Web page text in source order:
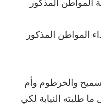
المواطن المذكور
المواطن المذكور
والخرطوم وأم
طلبته النيابة لكي